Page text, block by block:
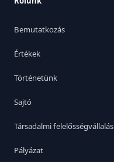
Bemutatkozás
Értékek
Történetünk
Sajtó
Társadalmi felelősségvállalás
Pályázat